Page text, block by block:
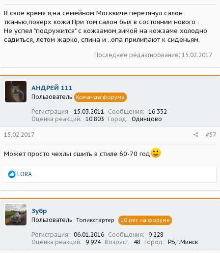
В свое время я,на семейном Москвиче перетянул салон
тканью,поверх кожи.При том,салон был в состоянии нового .
Не успел "подружится" с кожзамом,зимой на кожзаме холодно
садиться, летом жарко, спина и ..опа прилипают к сиденьям.
Последнее редактирование: 15.02.2017
АНДРЕЙ 111
Пользователь Команда форума
Регистрация 15.03.2011 Сообщения
16 332
Оценка реакций
10 803 Город Одинцово
15.02.2017 #57
Может просто чехлы сшить в стиле 60-70 год
Р
а
к
ц
и
и
LORA
Зубр
Пользователь Топикстартер 10 лет на форуме
Регистрация 06.01.2016 Сообщения
9 228
Оценка реакций
9 924 Возраст 48 Город РБ,г.Минск